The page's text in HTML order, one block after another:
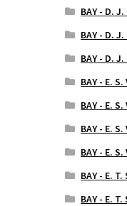
BAY - D.
BAY - D.
BAY - D.
BAY - E.
BAY - E.
BAY - E.
BAY - E.
BAY - E.
BAY - E.